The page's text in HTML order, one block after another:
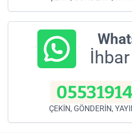
ÇEKİN, GÖNDERİN,